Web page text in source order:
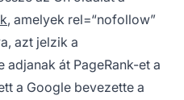
, amelyek rel=“nofollow”
azt jelzik a
át PageRank-et a
a Google bevezette a